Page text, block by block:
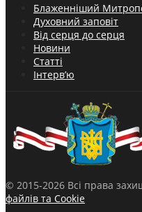
Блаженніший
Духовний заповіт
Від серця до серця
Новини
Статті
Інтерв’ю
© 2015-2026 Всі права
файлів та Cookie